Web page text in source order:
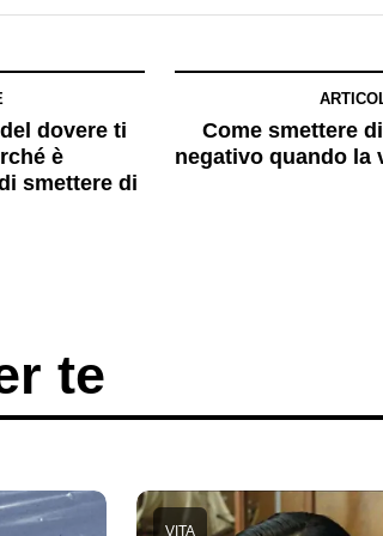
dovere ti
è
smettere di
Come smettere
negativo quando la
te
VITA